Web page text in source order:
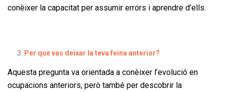
conèixer la capacitat per assumir errors i aprendre d’ells.
Per què vas deixar la teva feina anterior?
Aquesta pregunta va orientada a conèixer l’evolució en
ocupacions anteriors, però també per descobrir la